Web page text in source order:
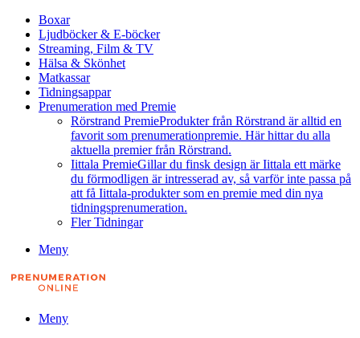
Boxar
Ljudböcker & E-böcker
Streaming, Film & TV
Hälsa & Skönhet
Matkassar
Tidningsappar
Prenumeration med Premie
Rörstrand PremieProdukter från Rörstrand är alltid en
favorit som prenumerationpremie. Här hittar du alla
aktuella premier från Rörstrand.
Iittala PremieGillar du finsk design är Iittala ett märke
du förmodligen är intresserad av, så varför inte passa på
att få Iittala-produkter som en premie med din nya
tidningsprenumeration.
Fler Tidningar
Meny
Meny